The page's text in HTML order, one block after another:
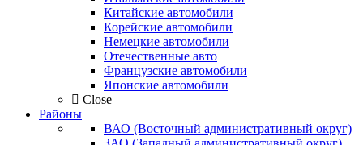
Китайские автомобили
Корейские автомобили
Немецкие автомобили
Отечественные авто
Французские автомобили
Японские автомобили
Close
Районы
ВАО (Восточный административный округ)